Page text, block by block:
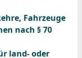
Fahrzeuge
nach § 70
land- oder